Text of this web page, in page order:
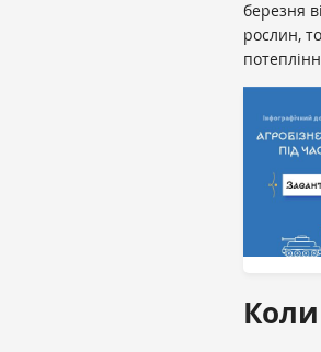
березня
рослин,